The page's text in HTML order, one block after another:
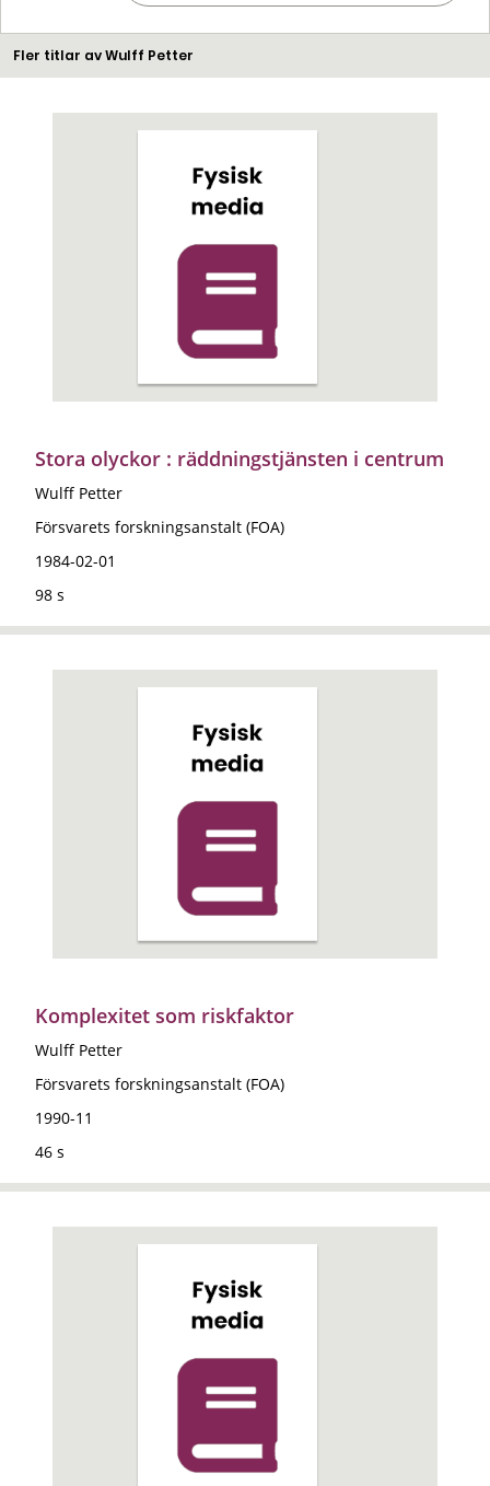
Fler titlar av Wulff Petter
Stora olyckor : räddningstjänsten i centrum
Wulff Petter
Försvarets forskningsanstalt (FOA)
1984-02-01
98 s
Komplexitet som riskfaktor
Wulff Petter
Försvarets forskningsanstalt (FOA)
1990-11
46 s